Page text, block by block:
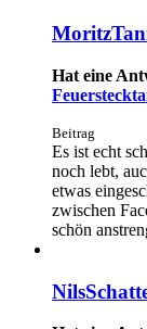
Hat eine
Beitrag
Es ist echt
noch lebt,
etwas
zwischen
schön